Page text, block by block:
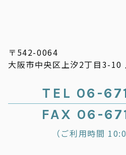
〒542-0064
大阪市中央区上汐2丁目3-10
TEL 06-
FAX 06-
（ご利用時間